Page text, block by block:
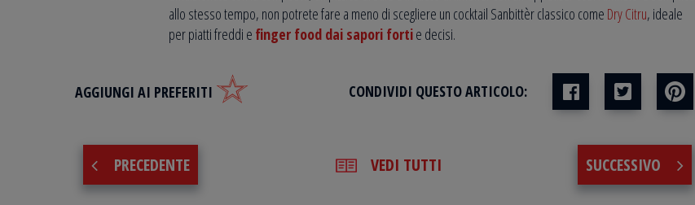
allo stesso tempo, non potrete fare a meno di scegliere un cocktail Sanbittèr classico come Dry Citru, ideale
per piatti freddi e finger food dai sapori fortie decisi.
AGGIUNGI AI PREFERITI CONDIVIDI QUESTO ARTICOLO:
PRECEDENTE VEDI TUTTI SUCCESSIVO